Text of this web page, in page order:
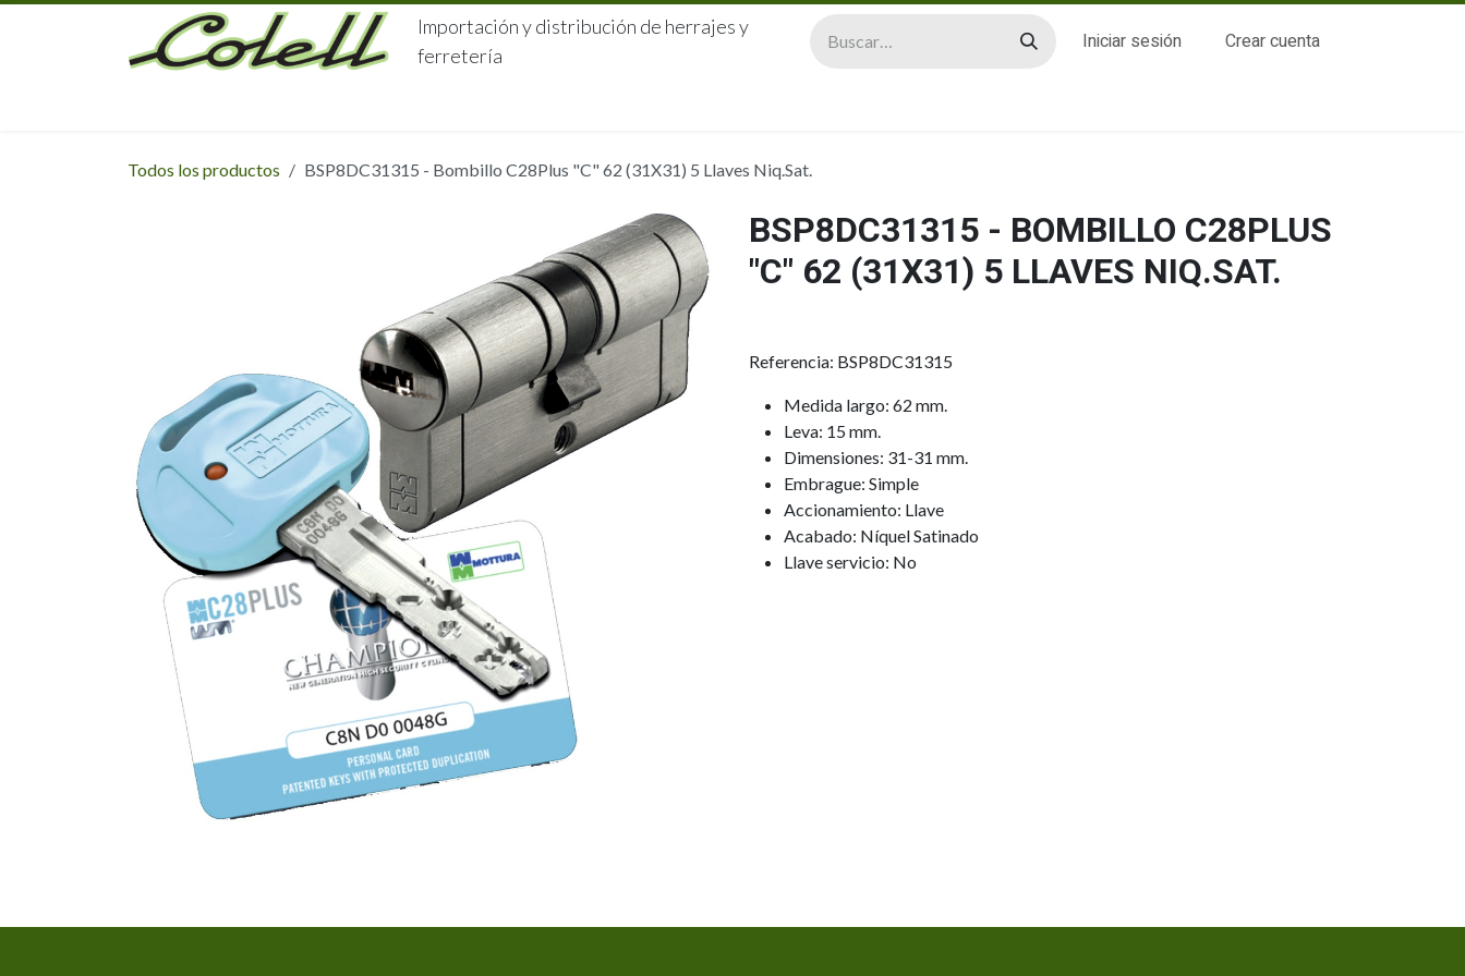
Ir al contenido
Importación y distribución de herrajes y
ferretería
Iniciar sesión Crear cuenta
Todos los productos BSP8DC31315 - Bombillo C28Plus "C" 62 (31X31) 5 Llaves Niq.Sat.
BSP8DC31315 - BOMBILLO C28PLUS
"C" 62 (31X31) 5 LLAVES NIQ.SAT.
Referencia: BSP8DC31315
Medida largo: 62 mm.
Leva: 15 mm.
Dimensiones: 31-31 mm.
Embrague: Simple
Accionamiento: Llave
Acabado: Níquel Satinado
Llave servicio: No